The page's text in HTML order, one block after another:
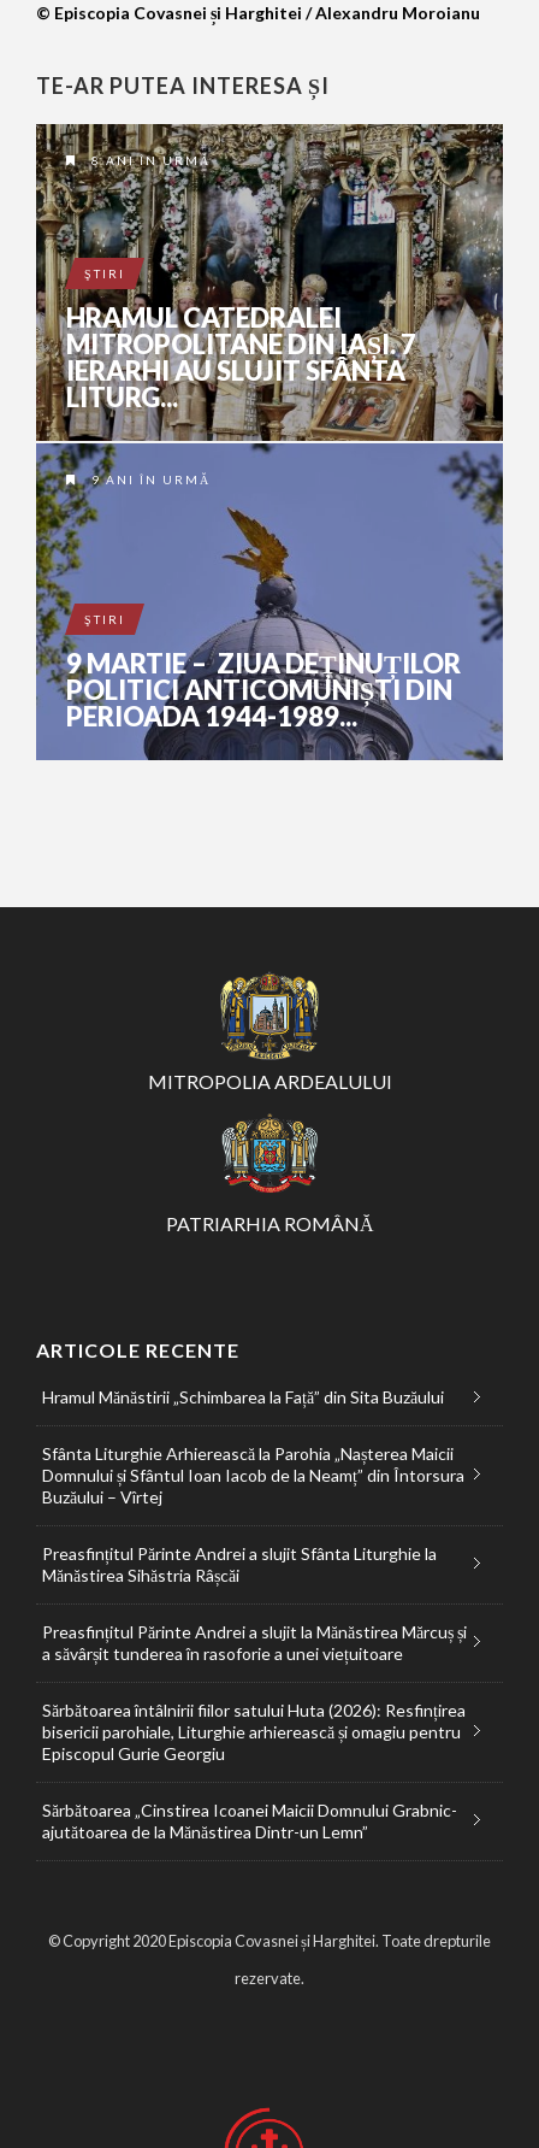
© Episcopia Covasnei și Harghitei / Alexandru Moroianu
TE-AR PUTEA INTERESA ȘI
8 ANI ÎN URMĂ
ŞTIRI
HRAMUL CATEDRALEI
MITROPOLITANE DIN IAȘI. 7
IERARHI AU SLUJIT SFÂNTA
LITURG...
9 ANI ÎN URMĂ
ŞTIRI
9 MARTIE – ZIUA DEȚINUȚILOR
POLITICI ANTICOMUNIȘTI DIN
PERIOADA 1944-1989...
MITROPOLIA ARDEALULUI
PATRIARHIA ROMÂNĂ
ARTICOLE RECENTE
Hramul Mănăstirii „Schimbarea la Față” din Sita Buzăului
Sfânta Liturghie Arhierească la Parohia „Nașterea Maicii
Domnului și Sfântul Ioan Iacob de la Neamț” din Întorsura
Buzăului – Vîrtej
Preasfințitul Părinte Andrei a slujit Sfânta Liturghie la
Mănăstirea Sihăstria Râșcăi
Preasfințitul Părinte Andrei a slujit la Mănăstirea Mărcuș și
a săvârșit tunderea în rasoforie a unei viețuitoare
Sărbătoarea întâlnirii fiilor satului Huta (2026): Resfințirea
bisericii parohiale, Liturghie arhierească și omagiu pentru
Episcopul Gurie Georgiu
Sărbătoarea „Cinstirea Icoanei Maicii Domnului Grabnic-
ajutătoarea de la Mănăstirea Dintr-un Lemn”
© Copyright 2020 Episcopia Covasnei și Harghitei. Toate drepturile
rezervate.